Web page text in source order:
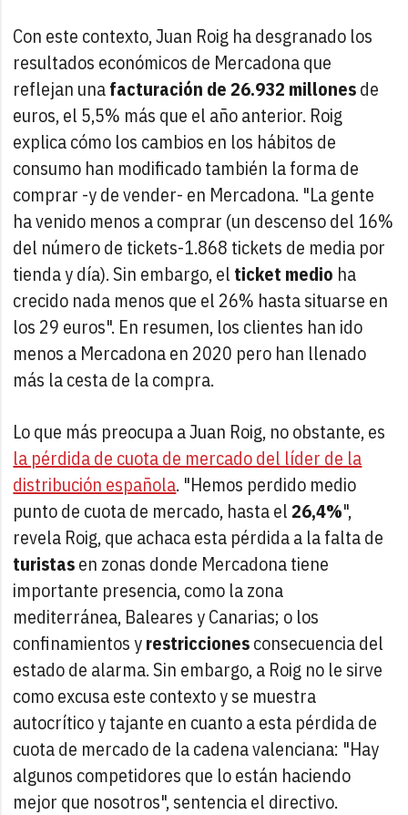
Con este contexto, Juan Roig ha desgranado los
resultados económicos de Mercadona que
reflejan unafacturación de 26.932 millonesde
euros, el 5,5% más que el año anterior. Roig
explica cómo los cambios en los hábitos de
consumo han modificado también la forma de
comprar -y de vender- en Mercadona. "La gente
ha venido menos a comprar (un descenso del 16%
del número de tickets-1.868 tickets de media por
tienda y día). Sin embargo, el ticket medio ha
crecido nada menos que el 26% hasta situarse en
los 29 euros". En resumen, los clientes han ido
menos a Mercadona en 2020 pero han llenado
más la cesta de la compra.
Lo que más preocupa a Juan Roig, no obstante, es
la pérdida de cuota de mercado del líder de la
distribución española. "Hemos perdido medio
punto de cuota de mercado, hasta el26,4%",
revela Roig, que achaca esta pérdida a la falta de
turistasen zonas donde Mercadona tiene
importante presencia, como la zona
mediterránea, Baleares y Canarias; o los
confinamientos yrestriccionesconsecuencia del
estado de alarma. Sin embargo, a Roig no le sirve
como excusa este contexto y se muestra
autocrítico y tajante en cuanto a esta pérdida de
cuota de mercado de la cadena valenciana: "Hay
algunos competidores que lo están haciendo
mejor que nosotros", sentencia el directivo.